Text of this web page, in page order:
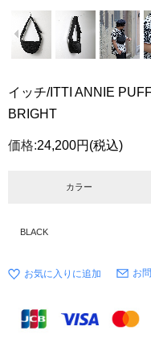
イッチ/ITTI ANNIE
BRIGHT
価格:24,200円 (税込)
カラー
BLACK
お